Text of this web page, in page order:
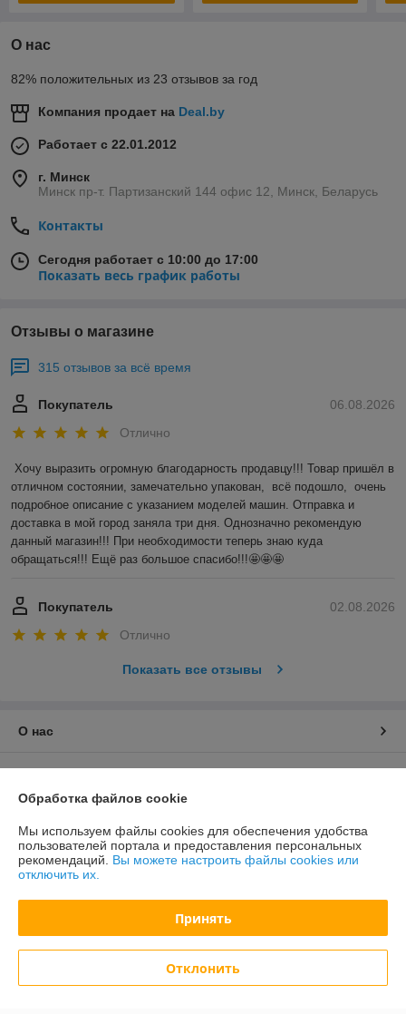
О нас
82% положительных из 23 отзывов за год
Компания продает на Deal.by
Работает с 22.01.2012
г. Минск
Минск пр-т. Партизанский 144 офис 12, Минск, Беларусь
Контакты
Сегодня работает с 10:00 до 17:00
Показать весь график работы
Отзывы о магазине
315 отзывов за всё время
06.08.2026
Покупатель
Отлично
Хочу выразить огромную благодарность продавцу!!! Товар пришёл в
отличном состоянии, замечательно упакован,  всё подошло,  очень
подробное описание с указанием моделей машин. Отправка и
доставка в мой город заняла три дня. Однозначно рекомендую
данный магазин!!! При необходимости теперь знаю куда
обращаться!!! Ещё раз большое спасибо!!!🤩🤩🤩
02.08.2026
Покупатель
Отлично
Показать все отзывы
О нас
График работы
Полная версия сайта
Сайт создан на платформе Deal.by
Обработка файлов cookie
Мы используем файлы cookies для обеспечения удобства
пользователей портала и предоставления персональных
рекомендаций. Вы можете настроить файлы cookies или
отключить их.
Принять
Отклонить